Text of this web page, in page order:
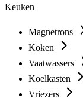
Keuken
Magnetrons
Koken
Vaatwassers
Koelkasten
Vriezers